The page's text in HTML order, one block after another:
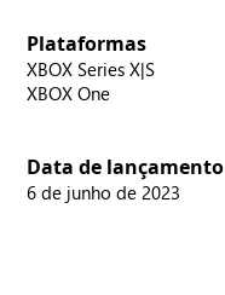
Plataformas
XBOX Series X|S
XBOX One
Data de lançamento
6 de junho de 2023